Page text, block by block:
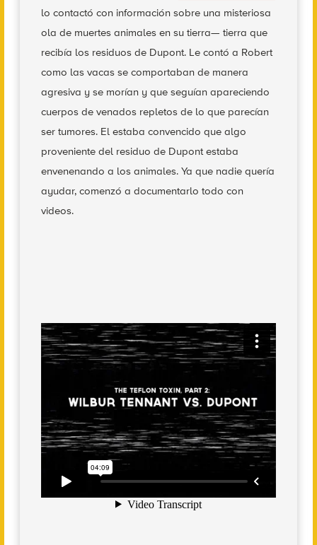
lo contactó con información sobre una misteriosa
ola de muertes animales en su tierra— tierra que
recibía los residuos de Dupont. Le contó a Robert
como las vacas se comportaban de manera
agresiva y se morían y que seguían apareciendo
cuerpos de venados repletos de lo que parecían
ser tumores. El estaba convencido que algo
proveniente del residuo de Dupont estaba
envenenando a los animales. Ya que nadie quería
ayudar, comenzó a documentarlo todo con
videos.